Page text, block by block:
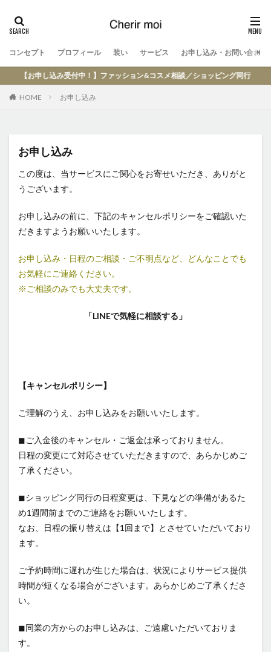
コンセプト プロフィール 装い サービス お申し込み・お問い合わせ
【お申し込み受付中！】ファッション&コスメ相談／ショッピング同行
HOME お申し込み
お申し込み
この度は、当サービスにご関心をお寄せいただき、ありがと
うございます。
お申し込みの前に、下記のキャンセルポリシーをご確認いた
だきますようお願いいたします。
お申し込み・日程のご相談・ご不明点など、どんなことでも
お気軽にご連絡ください。
※ご相談のみでも大丈夫です。
「LINEで気軽に相談する」
【キャンセルポリシー】
ご理解のうえ、お申し込みをお願いいたします。
◼︎ご入金後のキャンセル・ご返金は承っておりません。
日程の変更にて対応させていただきますので、あらかじめご
了承ください。
◼︎ショッピング同行の日程変更は、下見などの準備があるた
め1週間前までのご連絡をお願いいたします。
なお、日程の振り替えは【1回まで】とさせていただいており
ます。
ご予約時間に遅れが生じた場合は、状況によりサービス提供
時間が短くなる場合がございます。あらかじめご了承くださ
い。
◼︎同業の方からのお申し込みは、ご遠慮いただいておりま
す。